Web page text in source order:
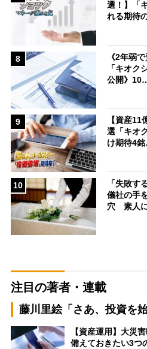
選！】「
れる期待
8
《2年弱
「キオク
公開》
9
【資産
選「キオ
け期待4
10
「失敗す
儀社の手
穴 素人
注目の著者・連載
藤川里絵「さあ、投資を
【資産運用】大災
備えておきたい3つ